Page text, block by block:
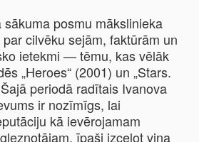
posmu mākslinieka
cilvēku sejām, faktūrām un
ietekmi — tēmu, kas vēlāk
„Heroes“ (2001) un „Stars.
Šajā periodā radītais Ivanova
ir nozīmīgs, lai
kā ievērojamam
īpaši izceļot viņa